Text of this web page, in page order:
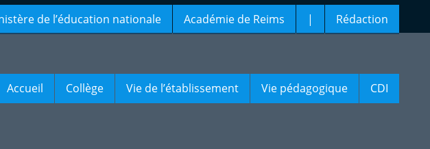
de l’éducation nationale Académie de Reims | Rédaction
Accueil Collège Vie de l’établissement Vie pédagogique CDI